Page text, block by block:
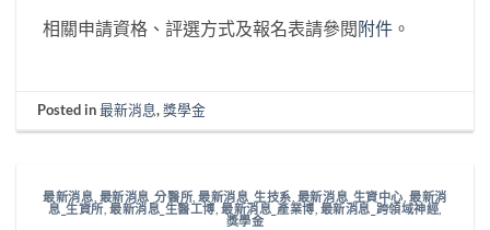
相關申請資格、評選方式及報名表請參閱 附件 。
Posted in最新消息,獎學金
最新消息 最新消息_分醫所 ,最新消息_生技系 最新消息_生資中心 ,最新消
息_生資所 最新消息_生醫工博 ,最新消息_產業博, 最新消息_跨領域神經
獎學金